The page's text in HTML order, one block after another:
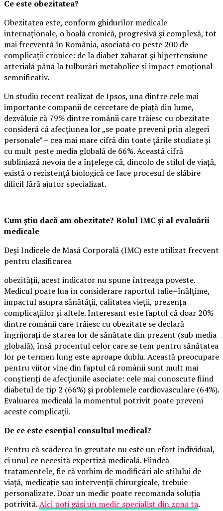
Ce este obezitatea?
Obezitatea este, conform ghidurilor medicale
internaționale, o boală cronică, progresivă și complexă, tot
mai frecventă în România, asociată cu peste 200 de
complicații cronice: de la diabet zaharat și hipertensiune
arterială până la tulburări metabolice și impact emoțional
semnificativ.
Un studiu recent realizat de Ipsos, una dintre cele mai
importante companii de cercetare de piață din lume,
dezvăluie că 79% dintre românii care trăiesc cu obezitate
consideră că afecțiunea lor „se poate preveni prin alegeri
personale” – cea mai mare cifră din toate țările studiate și
cu mult peste media globală de 66%. Această cifră
subliniază nevoia de a înțelege că, dincolo de stilul de viață,
există o rezistență biologică ce face procesul de slăbire
dificil fără ajutor specializat.
Cum știu dacă am obezitate? Rolul IMC și al evaluării
medicale
Deși Indicele de Masă Corporală (IMC) este utilizat frecvent
pentru clasificarea
obezității, acest indicator nu spune întreaga poveste.
Medicul poate lua în considerare raportul talie–înălțime,
impactul asupra sănătății, calitatea vieții, prezența
complicațiilor și altele. Interesant este faptul că doar 20%
dintre românii care trăiesc cu obezitate se declară
îngrijorați de starea lor de sănătate din prezent (sub media
globală), însă procentul celor care se tem pentru sănătatea
lor pe termen lung este aproape dublu. Această preocupare
pentru viitor vine din faptul că românii sunt mult mai
conștienți de afecțiunile asociate: cele mai cunoscute fiind
diabetul de tip 2 (66%) și problemele cardiovasculare (64%).
Evaluarea medicală la momentul potrivit poate preveni
aceste complicații.
De ce este esențial consultul medical?
Pentru că scăderea în greutate nu este un efort individual,
ci unul ce necesită expertiză medicală. Fiindcă
tratamentele, fie că vorbim de modificări ale stilului de
viață, medicație sau intervenții chirurgicale, trebuie
personalizate. Doar un medic poate recomanda soluția
potrivită.Aici poți găsi un medic specialist din zona ta.